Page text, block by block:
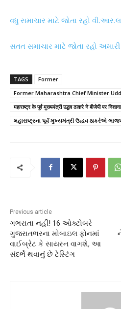
વધુ સમાચાર માટે જોતા રહો
સતત સમાચાર માટે જોતા રહો
TAGS
Former
Former Maharashtra Chief Minister
महाराष्ट्र के पूर्व मुख्यमंत्री उद्धव ठाकरे ने बीजेपी पर
મહારાષ્ટ્રના પૂર્વ મુખ્યમંત્રી ઉદ્ધવ ઠાકરેએ
Previous article
ગભરાતા નહીં! 16 ઓક્ટોબરે
ગુજરાતભરના મોબાઇલ ફોનમાં
વાઈબ્રેટ કે સાયરન વાગશે, આ
સંદર્ભે થવાનું છે ટેસ્ટિંગ